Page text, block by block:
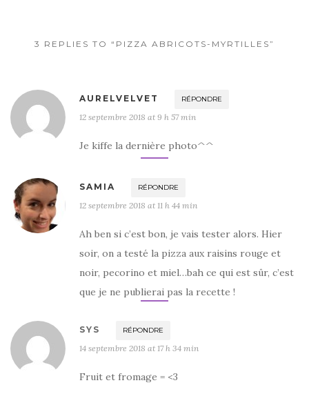
k
3 REPLIES TO “PIZZA ABRICOTS-MYRTILLES”
AURELVELVET RÉPONDRE
12 septembre 2018 at 9 h 57 min
Je kiffe la dernière photo^^
SAMIA RÉPONDRE
12 septembre 2018 at 11 h 44 min
Ah ben si c’est bon, je vais tester alors. Hier
soir, on a testé la pizza aux raisins rouge et
noir, pecorino et miel…bah ce qui est sûr, c’est
que je ne publierai pas la recette !
SYS RÉPONDRE
14 septembre 2018 at 17 h 34 min
Fruit et fromage = <3